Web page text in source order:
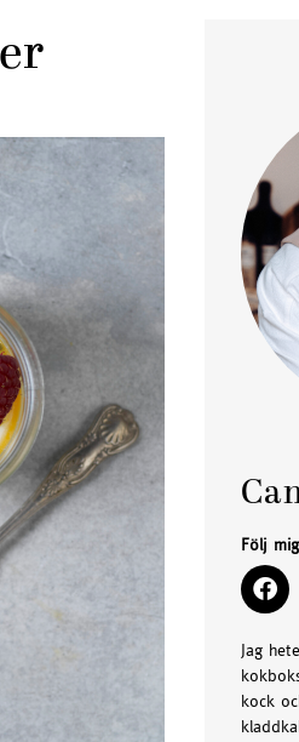
Följ
Jag
kock